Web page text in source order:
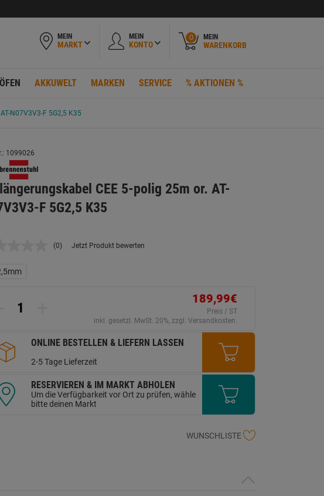
MEIN
MARKT
MEIN
KONTO
0 MEIN
WARENKORB
ÖFEN AKKUWELT MARKEN SERVICE % AKTIONEN %
N07V3V3-F 5G2,5 K35
1099026
CEE 5-polig 25m or. AT-
F 5G2,5 K35
Kein
(0) Jetzt Produkt bewerten
189,99€
Preis / ST
inkl. gesetzl. MwSt. 20%, zzgl. Versandkosten.
ONLINE BESTELLEN & LIEFERN LASSEN
2-5 Tage Lieferzeit
RESERVIEREN & IM MARKT ABHOLEN
Um die Verfügbarkeit vor Ort zu prüfen, wähle
bitte deinen Markt
WUNSCHLISTE